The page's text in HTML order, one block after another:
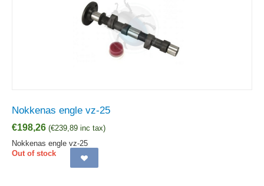
Nokkenas engle vz-25
€198,26 (€239,89 inc tax)
Nokkenas engle vz-25
Out of stock